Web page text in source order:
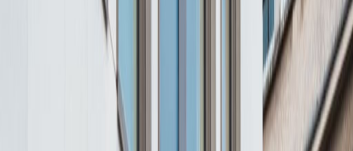
Hochgeschwindigkeits-Internetzugang
Temperaturkontrolle
Videokonferenz-Studio